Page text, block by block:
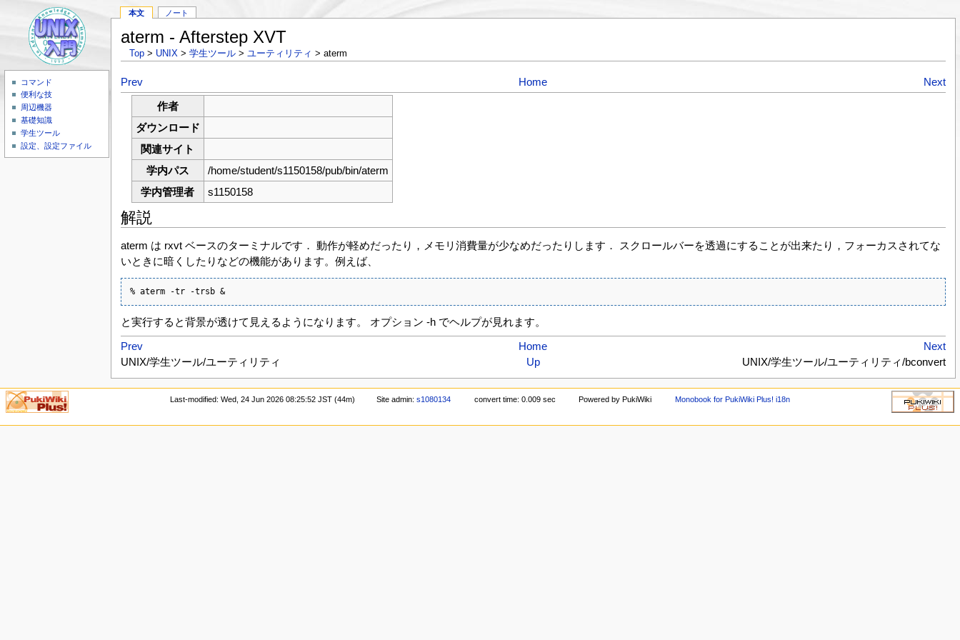
コマンド
便利な技
周辺機器
基礎知識
学生ツール
設定、設定ファイル
本文 ノート
aterm - Afterstep XVT
Top > UNIX >学生ツール >ユーティリティ > aterm
Prev Home
Next
作者
ダウンロード
関連サイト
学内パス
/home/student/s1150158/pub/bin/aterm
学内管理者
s1150158
解説
aterm は rxvt ベースのターミナルです． 動作が軽めだったり，メモリ消費量が少なめだったりします． スクロールバーを透過にすることが出来たり，フォーカスされてな
いときに暗くしたりなどの機能があります。例えば、
% aterm -tr -trsb &
と実行すると背景が透けて見えるようになります。 オプション -h でヘルプが見れます。
Prev
UNIX/学生ツール/ユーティリティ
Home
Up
Next
UNIX/学生ツール/ユーティリティ/bconvert
Last-modified: Wed, 24 Jun 2026 08:25:52 JST (44m) Site admin: s1080134 convert time: 0.009 sec Powered by PukiWiki Monobook for PukiWiki Plus! i18n